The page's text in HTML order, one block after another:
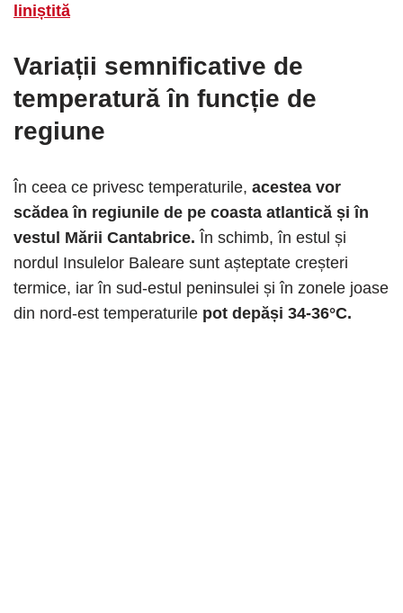
liniștită
Variații semnificative de
temperatură în funcție de
regiune
În ceea ce privesc temperaturile, acestea vor
scădea în regiunile de pe coasta atlantică și în
vestul Mării Cantabrice.În schimb, în estul și
nordul Insulelor Baleare sunt așteptate creșteri
termice, iar în sud-estul peninsulei și în zonele joase
din nord-est temperaturile pot depăși 34-36°C.